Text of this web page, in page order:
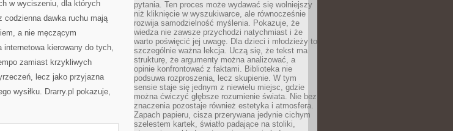
w wyciszeniu, dla których
codzienna dawka ruchu mają
a nie męczącym
internetowa kierowany do tych,
zamiast krzykliwych
lecz jako przyjazna
wysiłku. Drarry.pl pokazuje,
pytania. Ten proces może wydawać się wolniejszy
niż kliknięcie w wyszukiwarce, ale równocześnie
rozwija samodzielność myślenia. Pokazuje, że
wiedza nie zawsze przychodzi natychmiast i że
warto poświęcić jej uwagę. Dla dzieci i młodzieży to
szczególnie ważna lekcja. Uczą się, że tekst ma
strukturę, że argumenty można analizować, a
opinie konfrontować z faktami. Biblioteka nie
podsuwa rozproszenia, lecz skupienie. W tym
sensie staje się jednym z niewielu miejsc, gdzie
można ćwiczyć głębsze rozumienie świata. Nie bez
znaczenia pozostaje również estetyka i atmosfera.
Zapach papieru, cisza przerywana jedynie cichym
szelestem kartek, światło padające na stoliki,